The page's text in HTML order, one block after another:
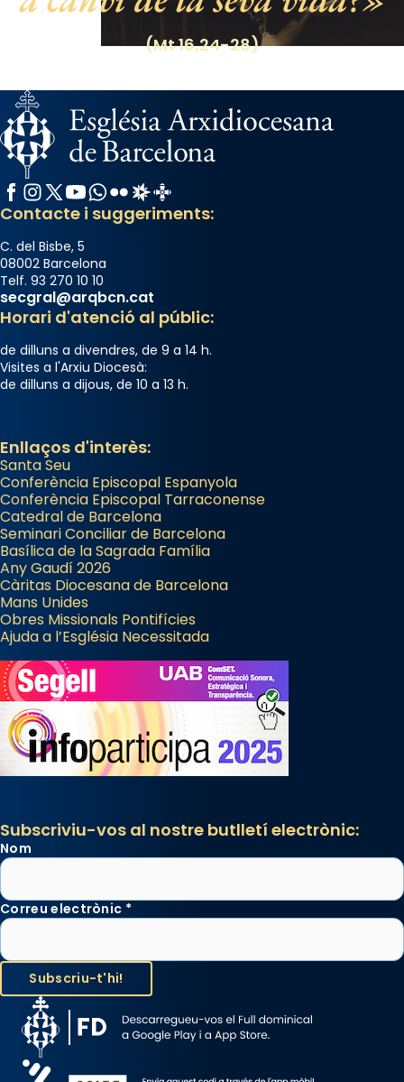
(Mt 16,24-28)
Facebook
Instagram
X / Twitter
YouTube
WhatsApp
FlickrRadio Estel
Catalunya Cristiana
Contacte i suggeriments:
C. del Bisbe, 5
08002 Barcelona
Telf. 93 270 10 10
secgral@arqbcn.cat
Horari d'atenció al públic:
de dilluns a divendres, de 9 a 14 h.
Visites a l'Arxiu Diocesà:
de dilluns a dijous, de 10 a 13 h.
Enllaços d'interès:
Santa Seu
Conferència Episcopal Espanyola
Conferència Episcopal Tarraconense
Catedral de Barcelona
Seminari Conciliar de Barcelona
Basílica de la Sagrada Família
Any Gaudí 2026
Càritas Diocesana de Barcelona
Mans Unides
Obres Missionals Pontifícies
Ajuda a l’Església Necessitada
Subscriviu-vos al nostre butlletí electrònic:
Nom
Correu electrònic *